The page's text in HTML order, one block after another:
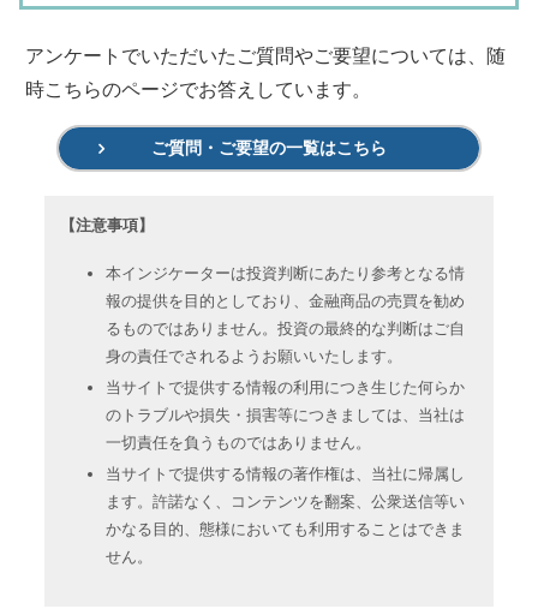
アンケートでいただいたご質問やご要望については、随
時こちらのページでお答えしています。
ご質問・ご要望の一覧はこちら
【注意事項】
本インジケーターは投資判断にあたり参考となる情
報の提供を目的としており、金融商品の売買を勧め
るものではありません。投資の最終的な判断はご自
身の責任でされるようお願いいたします。
当サイトで提供する情報の利用につき生じた何らか
のトラブルや損失・損害等につきましては、当社は
一切責任を負うものではありません。
当サイトで提供する情報の著作権は、当社に帰属し
ます。許諾なく、コンテンツを翻案、公衆送信等い
かなる目的、態様においても利用することはできま
せん。